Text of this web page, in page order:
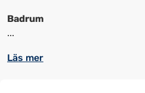
Badrum
...
Läs mer